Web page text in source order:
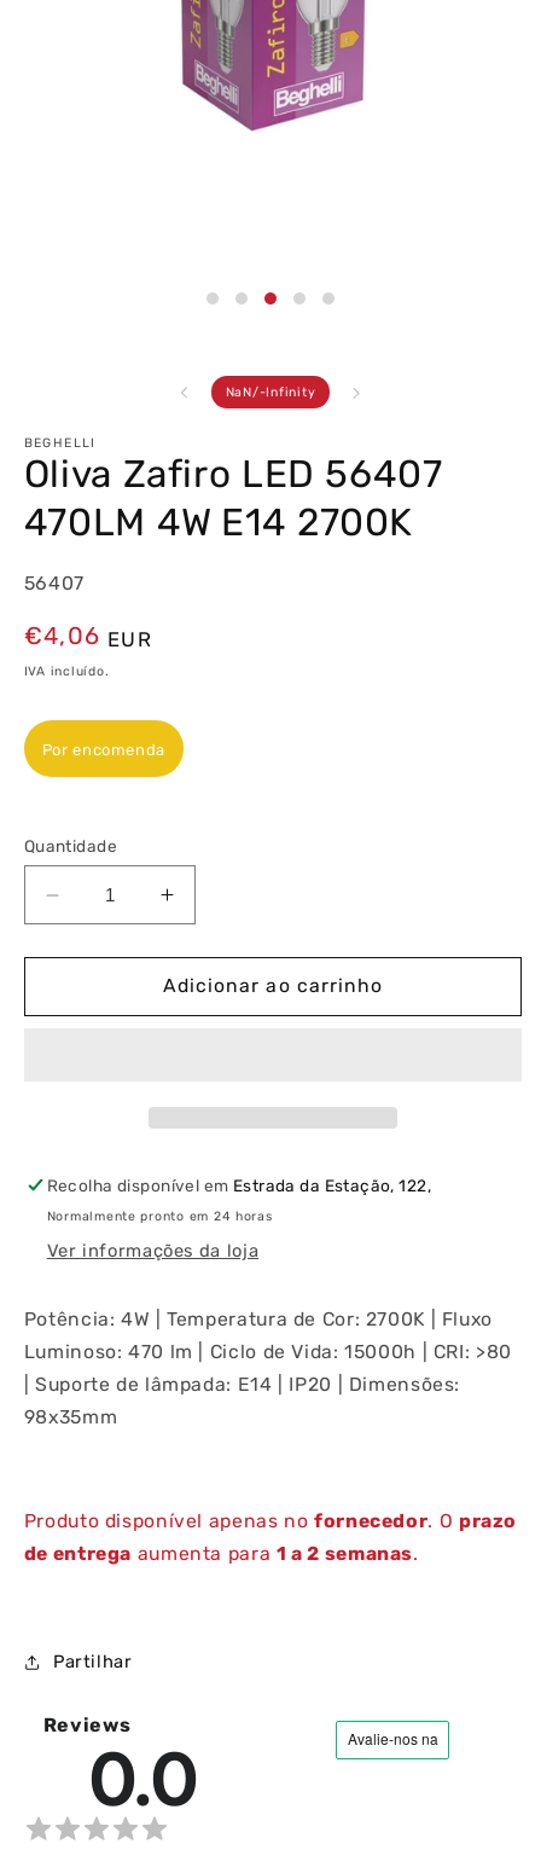
NaN/ de
-Infinity
BEGHELLI
Oliva Zafiro LED 56407
470LM 4W E14 2700K
56407
Preço
normal
€4,06 EUR
IVA incluído.
Por encomenda
Quantidade
Diminuir
a
quantidade
Oliva
2700K
Aumentar
a
quantidade
de
Oliva
2700K
Adicionar ao carrinho
Recolha disponível em Estrada da Estação, 122,
Normalmente pronto em 24 horas
Ver informações da loja
Potência: 4W | Temperatura de Cor: 2700K | Fluxo
Luminoso: 470 lm | Ciclo de Vida: 15000h | CRI: >80
| Suporte de lâmpada: E14 | IP20 | Dimensões:
98x35mm
Produto disponível apenas nofornecedor. O prazo
de entrega aumenta para 1 a 2 semanas.
Partilhar
Reviews
0.0